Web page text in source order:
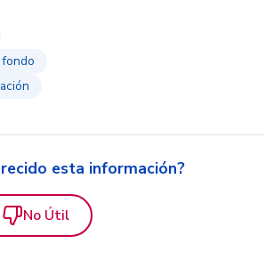
esta información?
No Útil